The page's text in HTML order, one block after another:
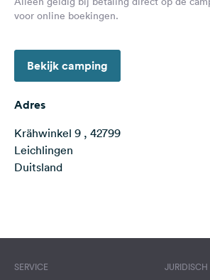
Taal:
Volg
op
media
Facebook
voor online boekingen.
Bekijk camping
Adres
Krähwinkel 9 , 42799
Leichlingen
Duitsland
SERVICE JURIDISCH